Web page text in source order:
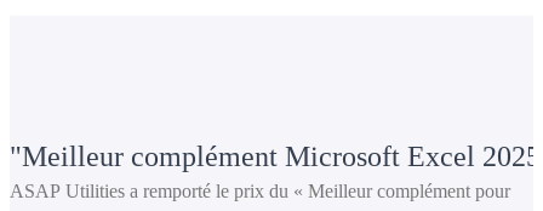
Meilleur complément Microsoft Excel 2025
ASAP Utilities a remporté le prix du « Meilleur complément pour